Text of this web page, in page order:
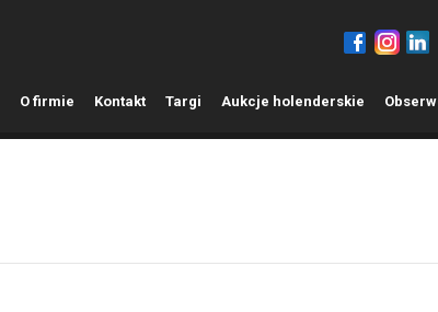
O firmie Kontakt Targi Aukcje holenderskie O